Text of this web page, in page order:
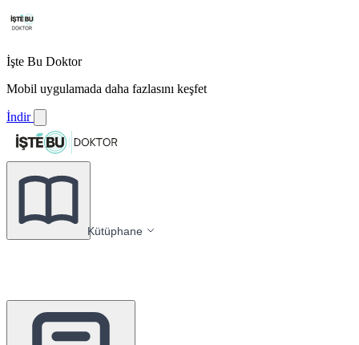
İşte Bu Doktor
Mobil uygulamada daha fazlasını keşfet
İndir
Kütüphane